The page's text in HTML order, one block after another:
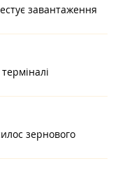
завантаження
зернового